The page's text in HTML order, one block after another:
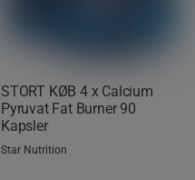
STORT KØB 4 x Calcium
Pyruvat Fat Burner 90
Kapsler
Star Nutrition